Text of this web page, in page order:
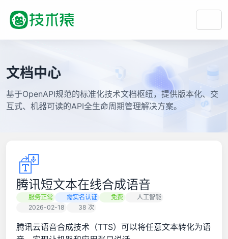
文档中心
基于OpenAPI规范的标准化技术文档枢纽，提供版本化、交
互式、机器可读的API全生命周期管理解决方案。
腾讯短文本在线合成语音
服务正常 需实名认证 免费
人工智能
2026-02-18
38 次
腾讯云语音合成技术（TTS）可以将任意文本转化为语